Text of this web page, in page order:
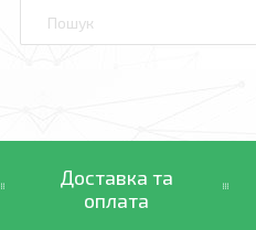
Доставка та
оплата